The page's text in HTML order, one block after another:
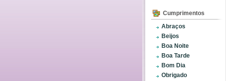
Cumprimentos
Abraços
Beijos
Boa Noite
Boa Tarde
Bom Dia
Obrigado